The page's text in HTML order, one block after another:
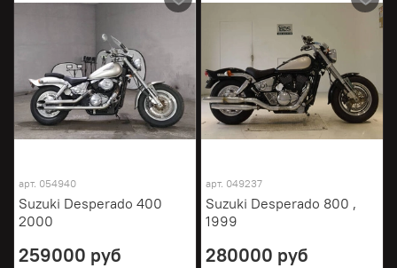
арт. 054940
Suzuki Desperado 400
2000
259000 руб
арт. 049237
Suzuki Desperado 800 ,
1999
280000 руб